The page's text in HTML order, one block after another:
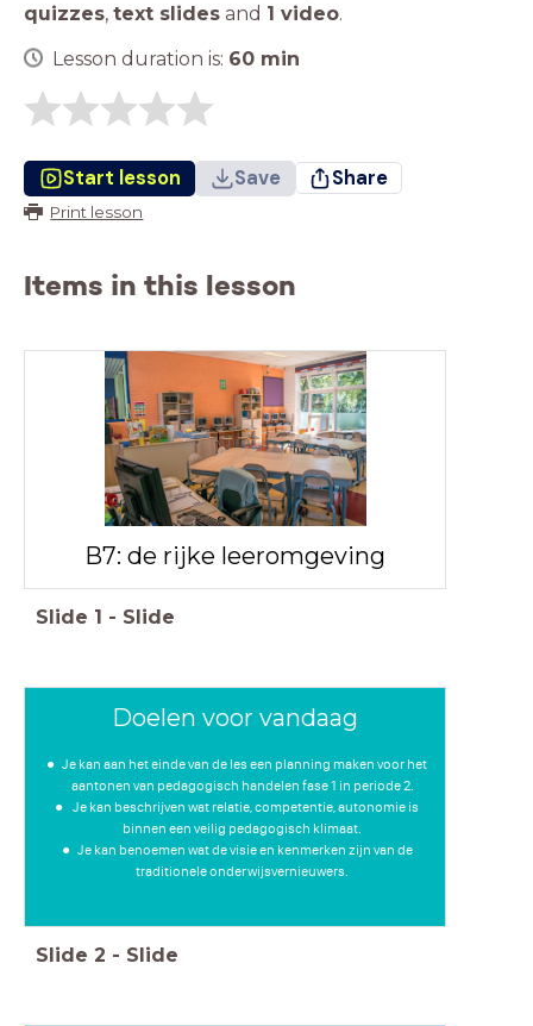
quizzes, text slides and 1 video.
Lesson duration is: 60 min
Start lesson Save Share
Print lesson
Items in this lesson
B7: de rijke leeromgeving
Slide 1 - Slide
Doelen voor vandaag
Je kan aan het einde van de les een planning maken voor het
aantonen van pedagogisch handelen fase 1 in periode 2.
Je kan beschrijven wat relatie, competentie, autonomie is
binnen een veilig pedagogisch klimaat.
Je kan benoemen wat de visie en kenmerken zijn van de
traditionele onderwijsvernieuwers.
Slide 2 - Slide